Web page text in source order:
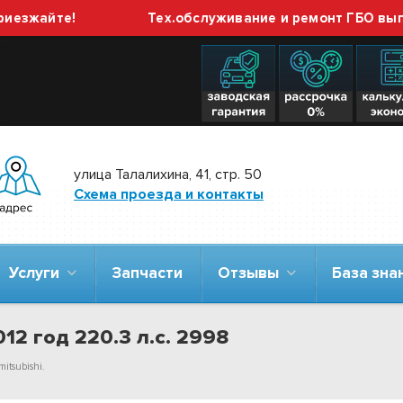
Тех.обслуживание и ремонт ГБО
улица Талалихина, 41, стр. 50
Схема проезда и контакты
Услуги Запчасти Отзывы База
год 220.3 л.с. 2998